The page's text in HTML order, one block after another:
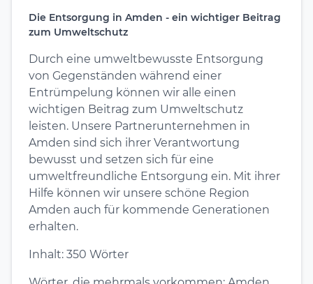
Die Entsorgung in Amden - ein wichtiger Beitrag
zum Umweltschutz
Durch eine umweltbewusste Entsorgung
von Gegenständen während einer
Entrümpelung können wir alle einen
wichtigen Beitrag zum Umweltschutz
leisten. Unsere Partnerunternehmen in
Amden sind sich ihrer Verantwortung
bewusst und setzen sich für eine
umweltfreundliche Entsorgung ein. Mit ihrer
Hilfe können wir unsere schöne Region
Amden auch für kommende Generationen
erhalten.
Inhalt: 350 Wörter